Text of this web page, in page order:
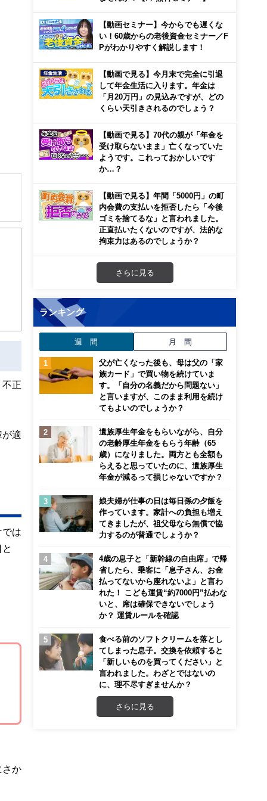
き
不正
が適
では
さか
【動画セミナー】今からでも遅くな
い！60歳からの老後資金セミナー／F
Pがわかりやすく解説します！
【動画で見る】今月末で完全に引退
して年金生活に入ります。年金は
「月20万円」の見込みですが、どの
くらい天引きされるのでしょう？
【動画で見る】70代の親が「年金を
受け取らないまま」亡くなっていた
ようです。これっておかしいです
か…？
【動画で見る】年間「5000円」の町
内会費の支払いを拒否したら「今後
ゴミを捨てるな」と言われました。
正直払いたくないのですが、法的な
拘束力はあるのでしょうか？
さらに見る
ランキング
週 間 月 間
父が亡くなった後も、母は父の「家
族カード」で買い物を続けていま
す。「自分の名義だから問題ない」
と言いますが、このまま利用を続け
てもよいのでしょうか？
遺族厚生年金をもらいながら、自分
の老齢厚生年金をもらう年齢（65
歳）になりました。両方とも全額も
らえると思っていたのに、遺族厚生
年金が減るって損じゃないですか？
娘夫婦が仕事の日は毎日孫の夕飯を
作っています。家計への負担も増え
てきましたが、祖父母なら無償で協
力するのが普通でしょうか？
4歳の息子と「新幹線の自由席」で帰
省したら、乗客に「息子さん、お金
払ってないから座れないよ」と言わ
れた！ こども運賃“約7000円”払わな
いと、席は確保できないでしょう
か？ 運賃ルールを確認
食べる前のソフトクリームを落とし
てしまった息子。交換を依頼すると
「新しいものを買ってください」と
言われました。わざとではないの
に、理不尽すぎませんか？
さらに見る